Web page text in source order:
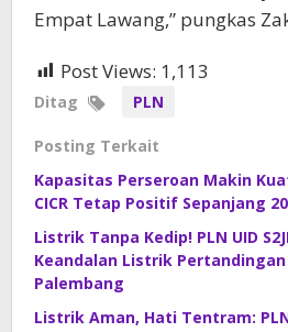
Empat Lawang,” pungkas
Post Views: 1,113
Ditag PLN
Posting Terkait
Kapasitas Perseroan Makin
CICR Tetap Positif Sepanjang
Listrik Tanpa Kedip! PLN UID
Keandalan Listrik Pertandingan
Palembang
Listrik Aman, Hati Tentram: